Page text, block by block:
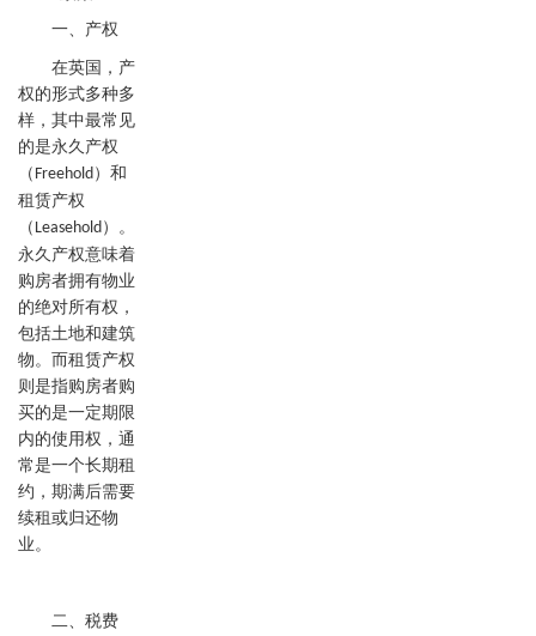
一、产权
在英国，产
权的形式多种多
样，其中最常见
的是永久产权
（ Freehold）和
租赁产权
（ Leasehold）。
永久产权意味着
购房者拥有物业
的绝对所有权，
包括土地和建筑
物。而租赁产权
则是指购房者购
买的是一定期限
内的使用权，通
常是一个长期租
约，期满后需要
续租或归还物
业。
二、税费